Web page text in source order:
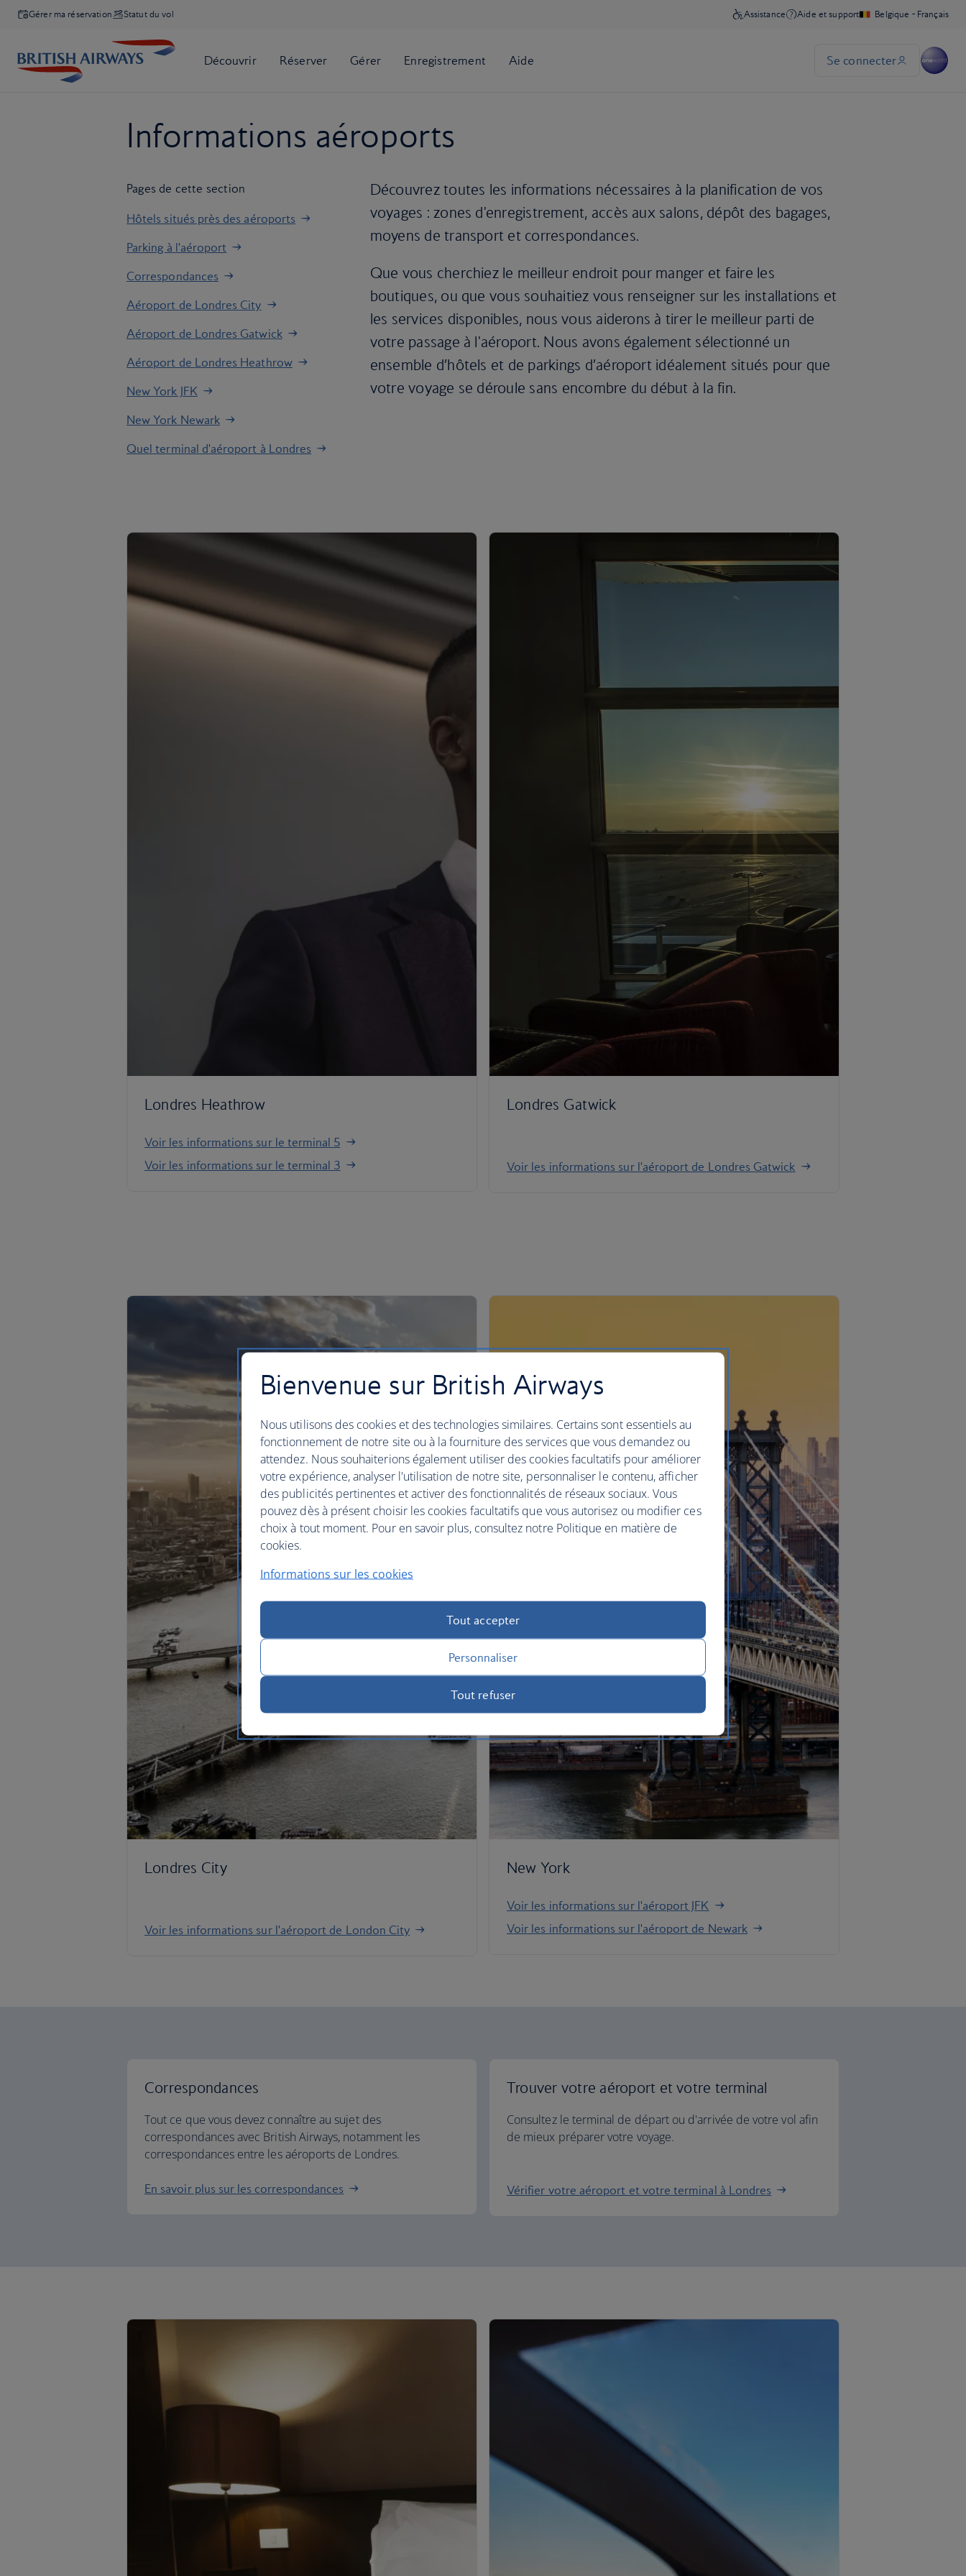
Gérer ma réservation Statut du vol
Informations aéroports
Pages de cette section
Hôtels situés près des aéroports
Parking à l'aéroport
Correspondances
Aéroport de Londres City
Aéroport de Londres Gatwick
Aéroport de Londres Heathrow
New York JFK
New York Newark
Quel terminal d'aéroport à Londres
Découvrez toutes les informations nécessaires à la planification de vos
voyages : zones d'enregistrement, accès aux salons, dépôt des bagages,
moyens de transport et correspondances.
Que vous cherchiez le meilleur endroit pour manger et faire les
boutiques, ou que vous souhaitiez vous renseigner sur les installations et
les services disponibles, nous vous aiderons à tirer le meilleur parti de
votre passage à l'aéroport. Nous avons également sélectionné un
ensemble d’hôtels et de parkings d’aéroport idéalement situés pour que
votre voyage se déroule sans encombre du début à la fin.
Londres Heathrow
Voir les informations sur le terminal 5
Voir les informations sur le terminal 3
Londres Gatwick
Voir les informations sur l'aéroport de Londres Gatwick
Londres City
Voir les informations sur l'aéroport de London City
New York
Voir les informations sur l'aéroport JFK
Voir les informations sur l'aéroport de Newark
Correspondances
Tout ce que vous devez connaître au sujet des
correspondances avec British Airways, notamment les
correspondances entre les aéroports de Londres.
En savoir plus sur les correspondances
Trouver votre aéroport et votre terminal
Consultez le terminal de départ ou d'arrivée de votre vol afin
de mieux préparer votre voyage.
Vérifier votre aéroport et votre terminal à Londres
Bienvenue sur British Airways
Nous utilisons des cookies et des technologies similaires. Certains sont essentiels au
fonctionnement de notre site ou à la fourniture des services que vous demandez ou
attendez. Nous souhaiterions également utiliser des cookies facultatifs pour améliorer
votre expérience, analyser l'utilisation de notre site, personnaliser le contenu, afficher
des publicités pertinentes et activer des fonctionnalités de réseaux sociaux. Vous
pouvez dès à présent choisir les cookies facultatifs que vous autorisez ou modifier ces
choix à tout moment. Pour en savoir plus, consultez notre Politique en matière de
cookies.
Informations sur les cookies
Tout accepter
Personnaliser
Tout refuser